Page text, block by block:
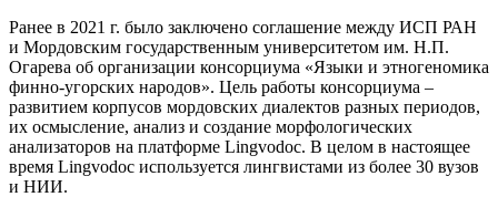
Ранее в 2021 г. было заключено соглашение между ИСП РАН
и Мордовским государственным университетом им. Н.П.
Огарева об организации консорциума «Языки и этногеномика
финно-угорских народов». Цель работы консорциума –
развитием корпусов мордовских диалектов разных периодов,
их осмысление, анализ и создание морфологических
анализаторов на платформе Lingvodoc. В целом в настоящее
время Lingvodoc используется лингвистами из более 30 вузов
и НИИ.